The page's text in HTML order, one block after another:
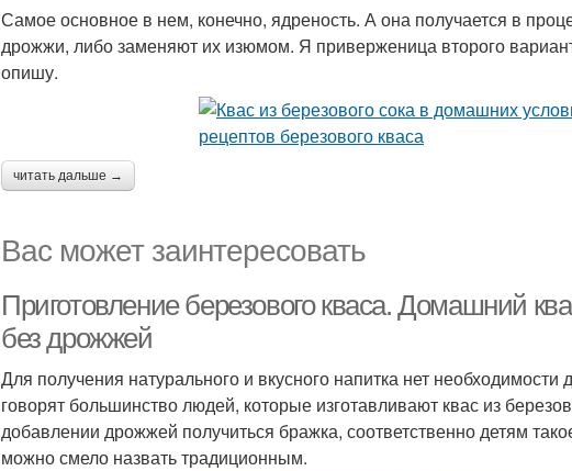
Самое основное в нем, конечно, ядреность. А она получается в
дрожжи, либо заменяют их изюмом. Я приверженица второго
опишу.
читать дальше →
Вас может заинтересовать
Приготовление березового кваса. Домашний
без дрожжей
Для получения натурального и вкусного напитка нет
говорят большинство людей, которые изготавливают квас из
добавлении дрожжей получиться бражка, соответственно детям
можно смело назвать традиционным.